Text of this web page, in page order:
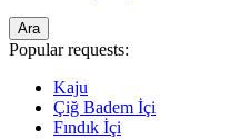
Ara
Popular requests:
Kaju
Çiğ Badem İçi
Fındık İçi